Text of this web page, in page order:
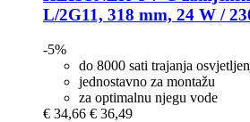
L/2G11, 318 mm, 24 W /
-5%
do 8000 sati trajanja
jednostavno za montažu
za optimalnu njegu vode
€ 34,66 € 36,49